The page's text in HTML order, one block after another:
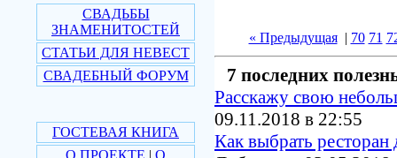
СВАДЬБЫ
ЗНАМЕНИТОСТЕЙ
СТАТЬИ ДЛЯ НЕВЕСТ
СВАДЕБНЫЙ ФОРУМ
ГОСТЕВАЯ КНИГА
О ПРОЕКТЕ | О
« Предыдущая| 70 71
7 последних
Расскажу свою
09.11.2018 в 22:55
Как выбрать